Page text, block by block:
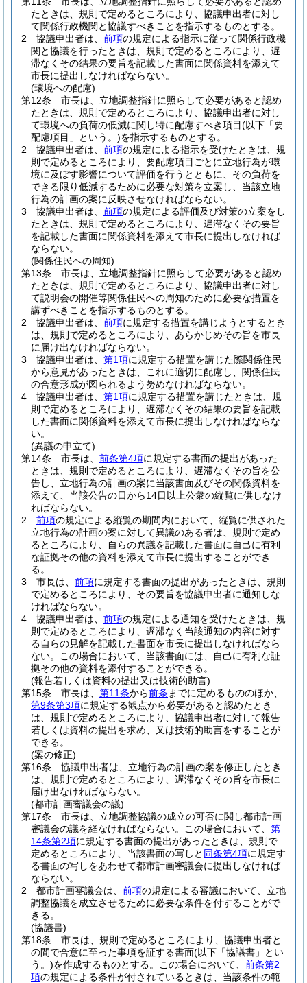
たときは、規則で定めるところにより、協議申出者に対し
て関係行政機関と協議すべきことを指示するものとする。
2
協議申出者は、 前項の規定による指示に従って関係行政機
関と協議を行ったときは、規則で定めるところにより、遅
滞なくその結果の要旨を記載した書面に関係資料を添えて
市長に提出しなければならない。
(環境への配慮)
第12条
市長は、立地調整指針に照らして必要があると認め
たときは、規則で定めるところにより、協議申出者に対し
て環境への負荷の低減に関し特に配慮すべき項目(以下「要
配慮項目」という。)を指示するものとする。
2
協議申出者は、 前項の規定による指示を受けたときは、規
則で定めるところにより、要配慮項目ごとに立地行為が環
境に及ぼす影響について評価を行うとともに、その負荷を
できる限り低減するために必要な対策を立案し、当該立地
行為の計画の案に反映させなければならない。
3
協議申出者は、 前項の規定による評価及び対策の立案をし
たときは、規則で定めるところにより、遅滞なくその要旨
を記載した書面に関係資料を添えて市長に提出しなければ
ならない。
(関係住民への周知)
第13条
市長は、立地調整指針に照らして必要があると認め
たときは、規則で定めるところにより、協議申出者に対し
て説明会の開催等関係住民への周知のために必要な措置を
講ずべきことを指示するものとする。
2
協議申出者は、 前項に規定する措置を講じようとするとき
は、規則で定めるところにより、あらかじめその旨を市長
に届け出なければならない。
3
協議申出者は、 第1項に規定する措置を講じた際関係住民
から意見があったときは、これに適切に配慮し、関係住民
の合意形成が図られるよう努めなければならない。
4
協議申出者は、 第1項に規定する措置を講じたときは、規
則で定めるところにより、遅滞なくその結果の要旨を記載
した書面に関係資料を添えて市長に提出しなければならな
い。
(異議の申立て)
第14条
市長は、 前条第4項に規定する書面の提出があった
ときは、規則で定めるところにより、遅滞なくその旨を公
告し、立地行為の計画の案に当該書面及びその関係資料を
添えて、当該公告の日から14日以上公衆の縦覧に供しなけ
ればならない。
2
前項の規定による縦覧の期間内において、縦覧に供された
立地行為の計画の案に対して異議のある者は、規則で定め
るところにより、自らの異議を記載した書面に自己に有利
な証拠その他の資料を添えて市長に提出することができ
る。
3
市長は、 前項に規定する書面の提出があったときは、規則
で定めるところにより、その要旨を協議申出者に通知しな
ければならない。
4
協議申出者は、 前項の規定による通知を受けたときは、規
則で定めるところにより、遅滞なく当該通知の内容に対す
る自らの見解を記載した書面を市長に提出しなければなら
ない。
この場合において、当該書面には、自己に有利な証
拠その他の資料を添付することができる。
(報告若しくは資料の提出又は技術的助言)
第15条
市長は、 第11条から前条 までに定めるもののほか、
第9条第3項に規定する観点から必要があると認めたとき
は、規則で定めるところにより、協議申出者に対して報告
若しくは資料の提出を求め、又は技術的助言をすることが
できる。
(案の修正)
第16条
協議申出者は、立地行為の計画の案を修正したとき
は、規則で定めるところにより、遅滞なくその旨を市長に
届け出なければならない。
(都市計画審議会の議)
第17条
市長は、立地調整協議の成立の可否に関し都市計画
審議会の議を経なければならない。
この場合において、 第
14条第2項に規定する書面の提出があったときは、規則で
定めるところにより、当該書面の写しと 同条第4項に規定す
る書面の写しをあわせて都市計画審議会に提出しなければ
ならない。
2
都市計画審議会は、 前項の規定による審議において、立地
調整協議を成立させるために必要な条件を付することがで
きる。
(協議書)
第18条
市長は、規則で定めるところにより、協議申出者と
の間で合意に至った事項を証する書面(以下「協議書」とい
う。)を作成するものとする。 この場合において、 前条第2
項の規定による条件が付されているときは、当該条件の範